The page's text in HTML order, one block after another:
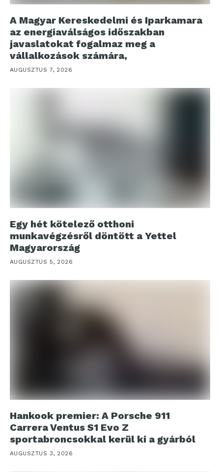
A Magyar Kereskedelmi és Iparkamara
az energiaválságos időszakban
javaslatokat fogalmaz meg a
vállalkozások számára,
AUGUSZTUS 7, 2026
Egy hét kötelező otthoni
munkavégzésről döntött a Yettel
Magyarország
AUGUSZTUS 5, 2026
Hankook premier: A Porsche 911
Carrera Ventus S1 Evo Z
sportabroncsokkal kerül ki a gyárból
AUGUSZTUS 3, 2026